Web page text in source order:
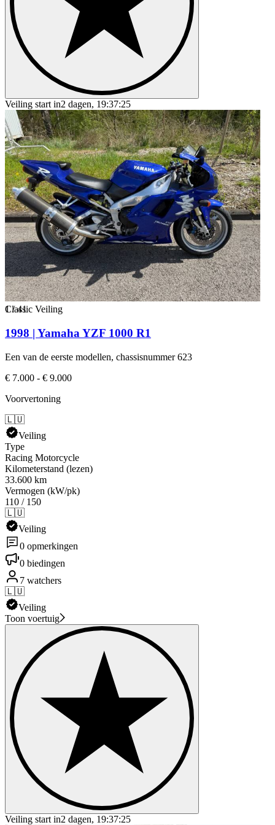
Veiling start in2 dagen, 19:37:25
1/41
Classic Veiling
1998 | Yamaha YZF 1000 R1
Een van de eerste modellen, chassisnummer 623
€ 7.000 - € 9.000
Voorvertoning
🇱🇺
Veiling
Type
Racing Motorcycle
Kilometerstand (lezen)
33.600 km
Vermogen (kW/pk)
110 / 150
🇱🇺
Veiling
0 opmerkingen
0 biedingen
7 watchers
🇱🇺
Veiling
Toon voertuig
Veiling start in2 dagen, 19:37:25